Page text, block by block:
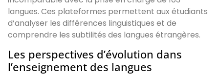
langues. Ces plateformes permettent aux étudiants
d’analyser les différences linguistiques et de
comprendre les subtilités des langues étrangères.
Les perspectives d’évolution dans
l’enseignement des langues